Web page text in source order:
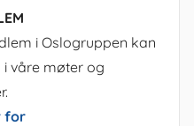
i Oslogruppen kan
i våre møter og
for